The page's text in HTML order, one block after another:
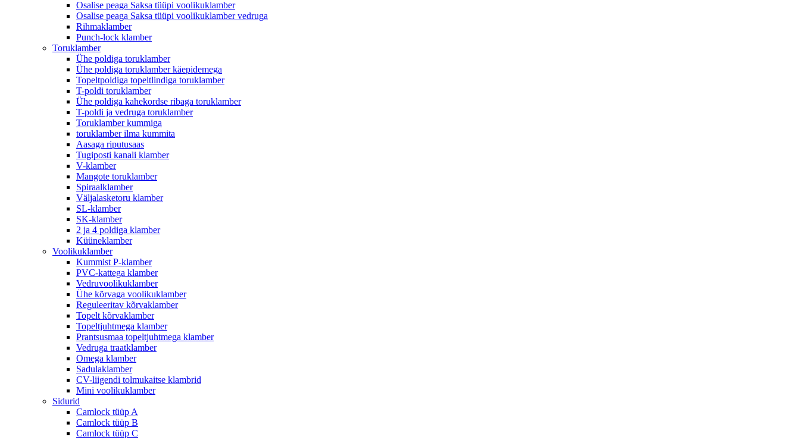
Osalise peaga Saksa tüüpi voolikuklamber
Osalise peaga Saksa tüüpi voolikuklamber vedruga
Rihmaklamber
Punch-lock klamber
Toruklamber
Ühe poldiga toruklamber
Ühe poldiga toruklamber käepidemega
Topeltpoldiga topeltlindiga toruklamber
T-poldi toruklamber
Ühe poldiga kahekordse ribaga toruklamber
T-poldi ja vedruga toruklamber
Toruklamber kummiga
toruklamber ilma kummita
Aasaga riputusaas
Tugiposti kanali klamber
V-klamber
Mangote toruklamber
Spiraalklamber
Väljalasketoru klamber
SL-klamber
SK-klamber
2 ja 4 poldiga klamber
Küüneklamber
Voolikuklamber
Kummist P-klamber
PVC-kattega klamber
Vedruvoolikuklamber
Ühe kõrvaga voolikuklamber
Reguleeritav kõrvaklamber
Topelt kõrvaklamber
Topeltjuhtmega klamber
Prantsusmaa topeltjuhtmega klamber
Vedruga traatklamber
Omega klamber
Sadulaklamber
CV-liigendi tolmukaitse klambrid
Mini voolikuklamber
Sidurid
Camlock tüüp A
Camlock tüüp B
Camlock tüüp C